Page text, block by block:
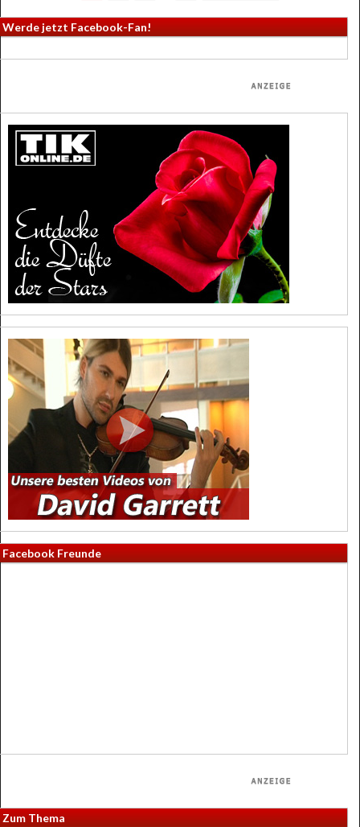
Werde jetzt Facebook-Fan!
Facebook Freunde
Zum Thema